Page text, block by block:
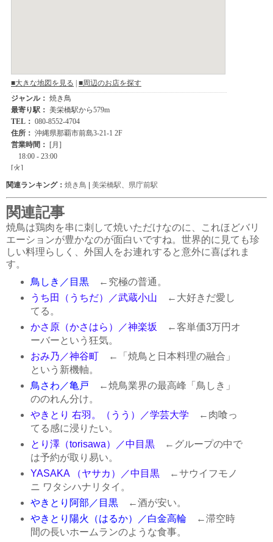
関連ランキング： 焼き鳥 | 美栄橋駅 県庁前駅
関連記事
焼鳥は鶏肉を串に刺して焼いただけなのに、これほどバリ
エーションが豊かなのが面白いですね。世界的に見ても珍
しい料理らしく、外国人をお連れすると意外に喜ばれま
す。
鳥しき／目黒←究極の普通。
うち田（うちだ）／武蔵小山 ←大好きだ愛し
てる。
かさ原（かさはら）／神楽坂 ←客単価3万円オ
ーバーという狂気。
おみ乃／神谷町←「焼鳥と日本料理の融合」
という新機軸。
鳥さわ／亀戸 ←焼鳥業界の最高峰「鳥しき」
ののれん分け。
やきとり 右羽。（うう）／学芸大学 ←肉喰っ
てる感に浸りたい。
とり澤（torisawa）／中目黒←グループの中で
は予約が取り易い。
YASAKA （ヤサカ）／中目黒←サウイフモノ
ニ ワタシハナリタイ。
やきとり阿部／目黒←酒が安い。
やきとり陽火（はるか）／白金高輪←滞空時
間の長いホームランのような食事。